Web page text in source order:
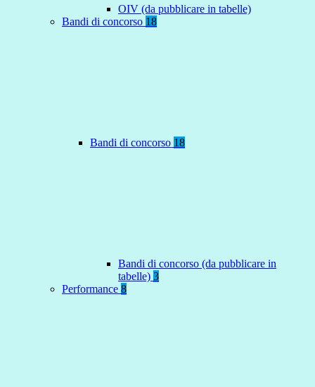
OIV (da pubblicare in tabelle)
Bandi di concorso 18
Bandi di concorso 18
Bandi di concorso (da pubblicare in
tabelle) 3
Performance 8